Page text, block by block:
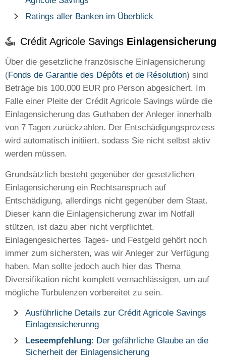
Ratings aller Banken im Überblick
Crédit Agricole Savings Einlagensicherung
Über die gesetzliche französische Einlagensicherung
(Fonds de Garantie des Dépôts et de Résolution) sind
Beträge bis 100.000 EUR pro Person abgesichert. Im
Falle einer Pleite der Crédit Agricole Savings würde die
Einlagensicherung das Guthaben der Anleger innerhalb
von 7 Tagen zurückzahlen. Der Entschädigungsprozess
wird automatisch initiiert, sodass Sie nicht selbst aktiv
werden müssen.
Grundsätzlich besteht gegenüber der gesetzlichen
Einlagensicherung ein Rechtsanspruch auf
Entschädigung, allerdings nicht gegenüber dem Staat.
Dieser kann die Einlagensicherung zwar im Notfall
stützen, ist dazu aber nicht verpflichtet.
Einlagengesichertes Tages- und Festgeld gehört noch
immer zum sichersten, was wir Anleger zur Verfügung
haben. Man sollte jedoch auch hier das Thema
Diversifikation nicht komplett vernachlässigen, um auf
mögliche Turbulenzen vorbereitet zu sein.
Ausführliche Details zur Crédit Agricole Savings
Einlagensicherunng
Leseempfehlung: Der gefährliche Glaube an die
Sicherheit der Einlagensicherung